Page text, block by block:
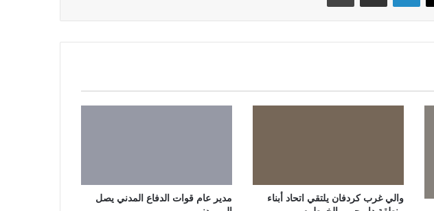
والي غرب كردفان يلتقي اتحاد أبناء
مدير عام قوات الدفاع المدني يصل